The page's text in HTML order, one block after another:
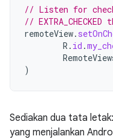
// Listen for
//
remoteView.
R . id .
)
Sediakan dua tata
yang menjalankan